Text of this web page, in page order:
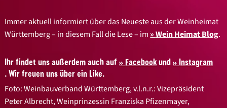
Immer aktuell informiert über das Neueste aus der Weinheimat
Württemberg – in diesem Fall die Lese – im
Wein Heimat Blog.
Ihr findet uns außerdem auch auf Facebookund Instagram
. Wir freuen uns über ein Like.
Foto: Weinbauverband Württemberg, v.l.n.r.: Vizepräsident
Peter Albrecht, Weinprinzessin Franziska Pfizenmayer,